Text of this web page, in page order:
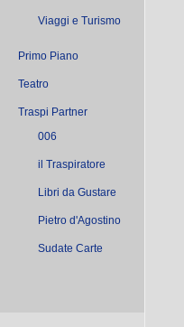
Viaggi e Turismo
Primo Piano
Teatro
Traspi Partner
006
il Traspiratore
Libri da Gustare
Pietro d'Agostino
Sudate Carte